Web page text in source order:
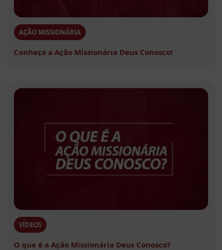
AÇÃO MISSIONÁRIA
Conheça a Ação Missionária Deus Conosco!
VÍDEOS
O que é a Ação Missionária Deus Conosco?